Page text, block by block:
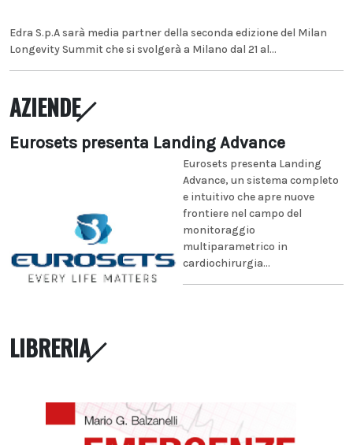
Edra S.p.A sarà media partner della seconda edizione del Milan
Longevity Summit che si svolgerà a Milano dal 21 al...
AZIENDE
Eurosets presenta Landing Advance
Eurosets presenta Landing
Advance, un sistema completo
e intuitivo che apre nuove
frontiere nel campo del
monitoraggio
multiparametrico in
cardiochirurgia...
LIBRERIA